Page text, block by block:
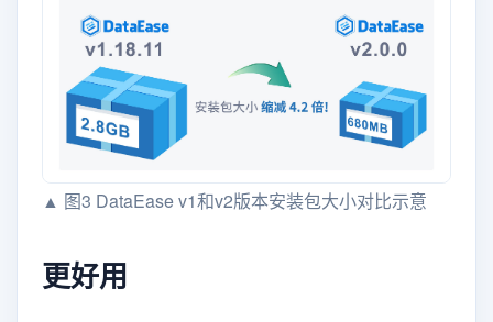
▲ 图3 DataEase v1和v2版本安装包大小对比示意
更好用